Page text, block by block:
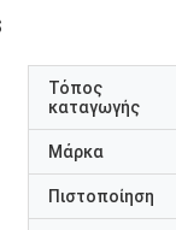
Τόπος
καταγωγής
Μάρκα
Πιστοποίηση